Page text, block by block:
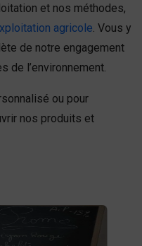
et nos méthodes,
agricole . Vous y
de notre engagement
de l’environnement.
ou pour
nos produits et